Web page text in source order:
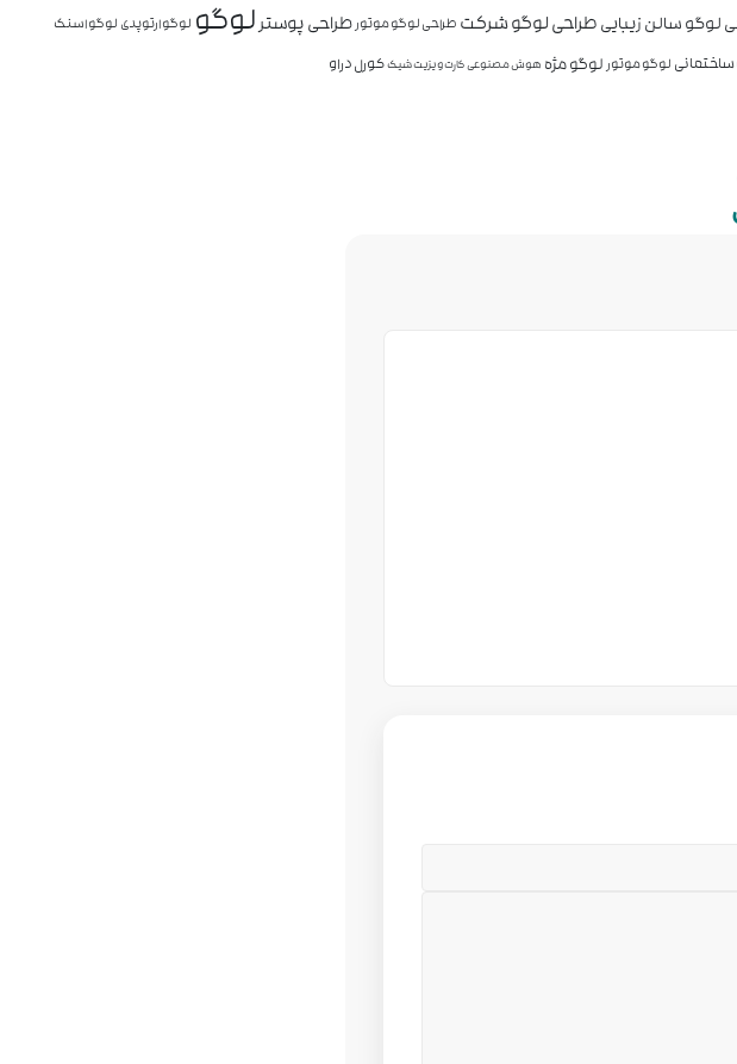
لوگو سالن زیباییطراحی لوگو شرکت طراحی لوگو موتورطراحی پوسترلوگو لوگو ارتوپدی لوگو اسنک
لوگو موتورلوگو مژه هوش مصنوعیکارت ویزیت شیککورل دراو